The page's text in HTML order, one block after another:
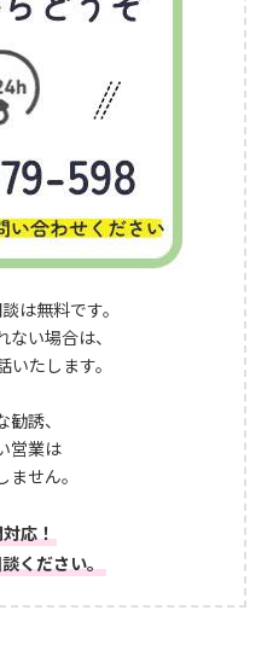
は無料です。
い場合は、
いたします。
誘、
営業は
ません。
応！
ください。